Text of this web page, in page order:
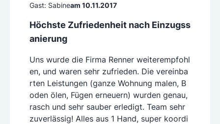
Gast: Sabineam 10.11.2017
Höchste Zufriedenheit nach Einzugss
anierung
Uns wurde die Firma Renner weiterempfohl
en, und waren sehr zufrieden. Die vereinba
rten Leistungen (ganze Wohnung malen, B
oden ölen, Fügen erneuern) wurden genau,
rasch und sehr sauber erledigt. Team sehr
zuverlässig! Alles aus 1 Hand, super koordi